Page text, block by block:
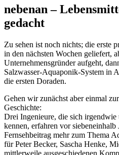
nebenan –
gedacht
Zu sehen ist noch nichts; die erste
in den nächsten Wochen geliefert,
Unternehmensgründer aufgeht,
Salzwasser-Aquaponik-System in
die ersten Doraden.
Gehen wir zunächst aber einmal
Geschichte:
Drei Ingenieure, die sich irgendwie
kennen, erfahren vor siebeneinhalb
Fernsehbeitrag mehr zum Thema
für Peter Becker, Sascha Henke,
mittlerweile ausgeschiedenen